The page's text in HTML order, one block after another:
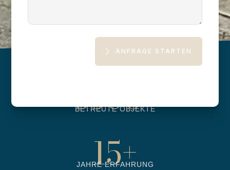
ANFRAGE STARTEN
6500+
BETREUTE OBJEKTE
15+
JAHRE ERFAHRUNG